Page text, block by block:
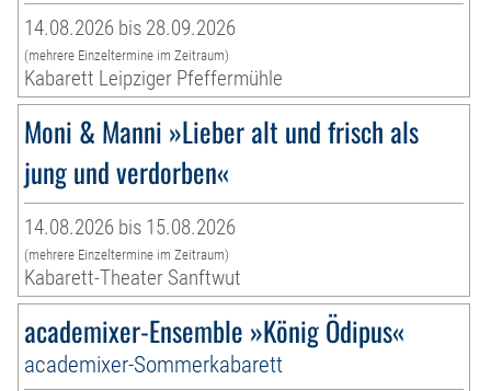
14.08.2026 bis 28.09.2026
(mehrere Einzeltermine im Zeitraum)
Kabarett Leipziger Pfeffermühle
Moni & Manni »Lieber alt und frisch als
jung und verdorben«
14.08.2026 bis 15.08.2026
(mehrere Einzeltermine im Zeitraum)
Kabarett-Theater Sanftwut
academixer-Ensemble »König Ödipus«
academixer-Sommerkabarett